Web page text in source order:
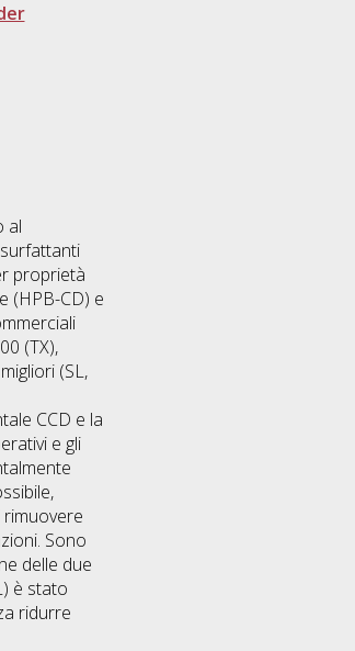
al
proprietà
(HPB-CD) e
(TX),
(SL,
CCD e la
e gli
Sono
delle due
è stato
ridurre